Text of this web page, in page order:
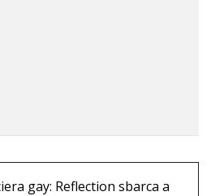
gay: Reflection sbarca a